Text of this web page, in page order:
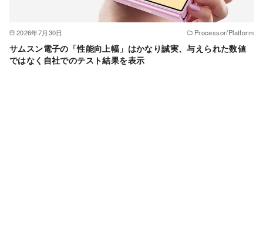
2026年7月30日 Processor/Platform
サムスン電子の「性能向上幅」はかなり誠実、与えられた数値
ではなく自社でのテスト結果を表示